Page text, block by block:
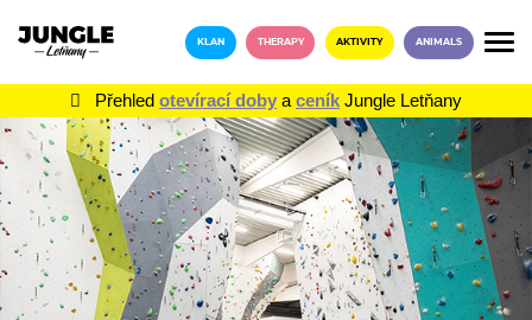
KLAN THERAPY AKTIVITY ANIMALS
Přehledotevírací doby aceník Jungle Letňany